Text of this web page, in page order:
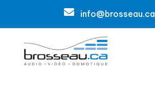
 info@brosseau.ca